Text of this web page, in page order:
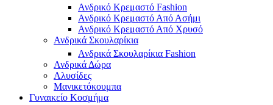
Ανδρικό Κρεμαστό Fashion
Ανδρικό Κρεμαστό Από Ασήμι
Ανδρικό Κρεμαστό Από Χρυσό
Ανδρικά Σκουλαρίκια
Ανδρικά Σκουλαρίκια Fashion
Ανδρικά Δώρα
Αλυσίδες
Μανικετόκουμπα
Γυναικείο Κοσμήμα